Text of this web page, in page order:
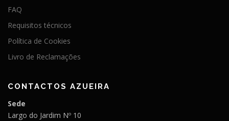
FAQ
Requisitos técnicos
Política de Cookies
Livro de Reclamações
CONTACTOS AZUEIRA
Sede
Largo do Jardim Nº 10